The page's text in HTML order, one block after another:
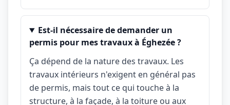
Est-il nécessaire de demander un
permis pour mes travaux à Éghezée ?
Ça dépend de la nature des travaux. Les
travaux intérieurs n'exigent en général pas
de permis, mais tout ce qui touche à la
structure, à la façade, à la toiture ou aux